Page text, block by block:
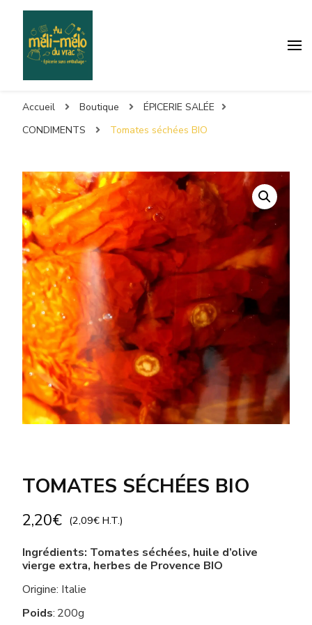
Accueil Boutique
ÉPICERIE SALÉE
CONDIMENTS
Tomates séchées BIO
TOMATES SÉCHÉES BIO
2,20€ (2,09€ H.T.)
Ingrédients: Tomates séchées, huile d’olive
vierge extra, herbes de Provence BIO
Origine: Italie
Poids: 200g